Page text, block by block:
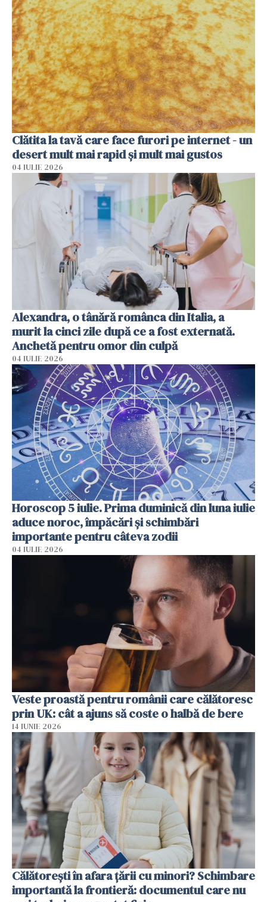
Clătita la tavă care face furori pe internet - un
desert mult mai rapid și mult mai gustos
04 IULIE 2026
Alexandra, o tânără românca din Italia, a
murit la cinci zile după ce a fost externată.
Anchetă pentru omor din culpă
04 IULIE 2026
Horoscop 5 iulie. Prima duminică din luna iulie
aduce noroc, împăcări și schimbări
importante pentru câteva zodii
04 IULIE 2026
Veste proastă pentru românii care călătoresc
prin UK: cât a ajuns să coste o halbă de bere
14 IUNIE 2026
Călătorești în afara țării cu minori? Schimbare
importantă la frontieră: documentul care nu